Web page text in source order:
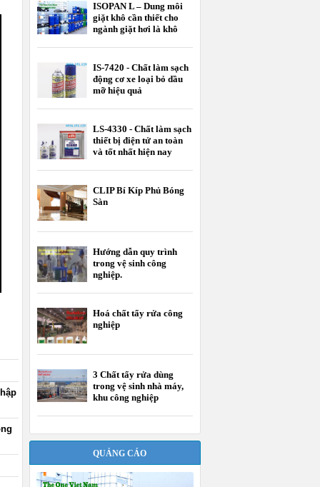
ISOPAN L – Dung môi
giặt khô cần thiết cho
ngành giặt hơi là khô
IS-7420 - Chất làm sạch
động cơ xe loại bỏ dầu
mỡ hiệu quả
LS-4330 - Chất làm sạch
thiết bị điện tử an toàn
và tốt nhất hiện nay
CLIP Bí Kíp Phủ Bóng
Sàn
Hướng dẫn quy trình
trong vệ sinh công
nghiệp.
Hoá chất tẩy rửa công
nghiệp
3 Chất tẩy rửa dùng
trong vệ sinh nhà máy,
khu công nghiệp
QUẢNG CÁO